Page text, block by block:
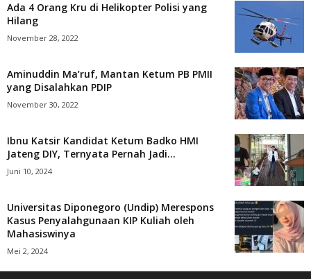
Ada 4 Orang Kru di Helikopter Polisi yang
Hilang
November 28, 2022
Aminuddin Ma’ruf, Mantan Ketum PB PMII
yang Disalahkan PDIP
November 30, 2022
Ibnu Katsir Kandidat Ketum Badko HMI
Jateng DIY, Ternyata Pernah Jadi...
Juni 10, 2024
Universitas Diponegoro (Undip) Merespons
Kasus Penyalahgunaan KIP Kuliah oleh
Mahasiswinya
Mei 2, 2024